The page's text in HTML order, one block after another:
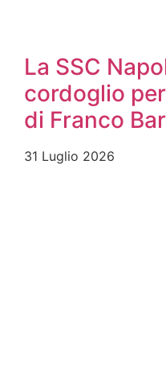
La SSC
cordoglio
di Franco
31 Luglio 2026